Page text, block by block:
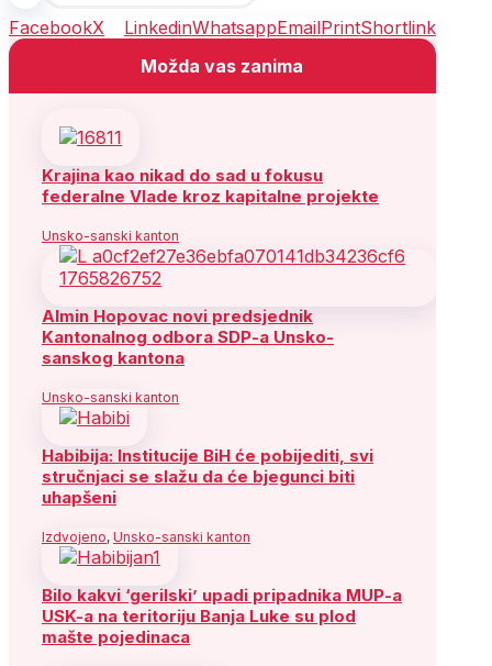
FacebookX LinkedinWhatsappEmailPrintShortlink
Možda vas zanima
Krajina kao nikad do sad u fokusu
federalne Vlade kroz kapitalne projekte
Unsko-sanski kanton
Almin Hopovac novi predsjednik
Kantonalnog odbora SDP-a Unsko-
sanskog kantona
Unsko-sanski kanton
Habibija: Institucije BiH će pobijediti, svi
stručnjaci se slažu da će bjegunci biti
uhapšeni
Izdvojeno, Unsko-sanski kanton
Bilo kakvi ‘gerilski’ upadi pripadnika MUP-a
USK-a na teritoriju Banja Luke su plod
mašte pojedinaca